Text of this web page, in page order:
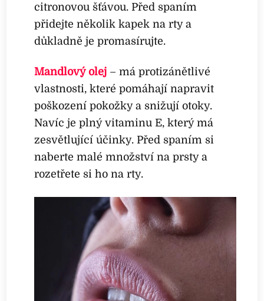
citronovou šťávou. Před spaním
přidejte několik kapek na rty a
důkladně je promasírujte.
Mandlový olej – má protizánětlivé
vlastnosti, které pomáhají napravit
poškození pokožky a snižují otoky.
Navíc je plný vitaminu E, který má
zesvětlující účinky. Před spaním si
naberte malé množství na prsty a
rozetřete si ho na rty.